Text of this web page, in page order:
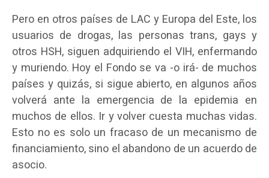
Pero en otros países de LAC y Europa del Este, los
usuarios de drogas, las personas trans, gays y
otros HSH, siguen adquiriendo el VIH, enfermando
y muriendo. Hoy el Fondo se va -o irá- de muchos
países y quizás, si sigue abierto, en algunos años
volverá ante la emergencia de la epidemia en
muchos de ellos. Ir y volver cuesta muchas vidas.
Esto no es solo un fracaso de un mecanismo de
financiamiento, sino el abandono de un acuerdo de
asocio.